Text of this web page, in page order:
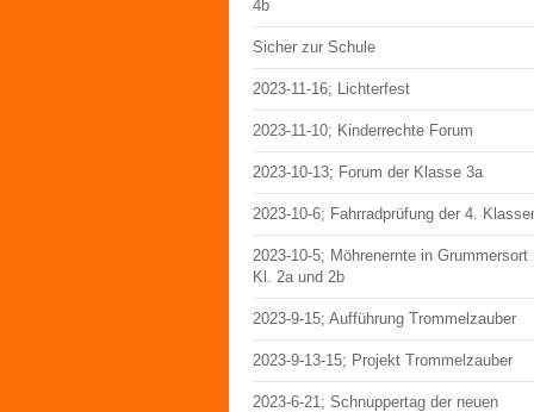
4b
Sicher zur Schule
2023-11-16; Lichterfest
2023-11-10; Kinderrechte Forum
2023-10-13; Forum der Klasse 3a
2023-10-6; Fahrradprüfung der 4.
2023-10-5; Möhrenernte in Grummersort
Kl. 2a und 2b
2023-9-15; Aufführung Trommelzauber
2023-9-13-15; Projekt Trommelzauber
2023-6-21; Schnuppertag der neuen